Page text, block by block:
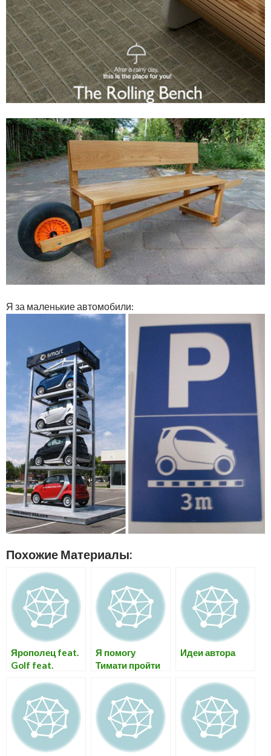
Я за маленькие автомобили:
Похожие Материалы:
Ярополец feat.
Golf feat.
Казанской
Божией Матери
Я помогу
Тимати пройти
для армии
Идеи автора